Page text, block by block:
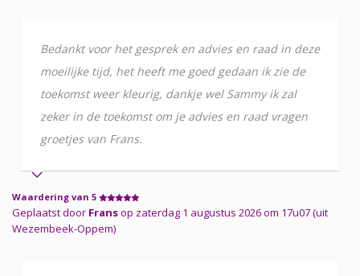
Bedankt voor het gesprek en advies en raad in deze
moeilijke tijd, het heeft me goed gedaan ik zie de
toekomst weer kleurig, dankje wel Sammy ik zal
zeker in de toekomst om je advies en raad vragen
groetjes van Frans.
Waardering van 5
Geplaatst door Fransop zaterdag 1 augustus 2026 om 17u07 (uit
Wezembeek-Oppem)